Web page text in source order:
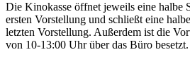
Die Kinokasse öffnet jeweils eine halbe
ersten Vorstellung und schließt eine
letzten Vorstellung. Außerdem ist die
von 10-13:00 Uhr über das Büro besetzt.